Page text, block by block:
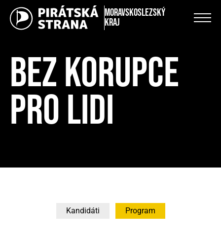
Moravskoslezský
kraj
BEZ KORUPCE
PRO LIDI
Kandidáti Program